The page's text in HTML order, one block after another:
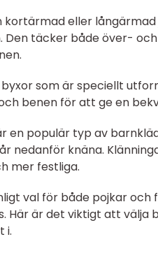
kortärmad eller
Den täcker både över-
byxor som är speciellt
benen för att ge en
en populär typ av
nedanför knäna.
mer festliga.
val för både pojkar och
Här är det viktigt att
i.